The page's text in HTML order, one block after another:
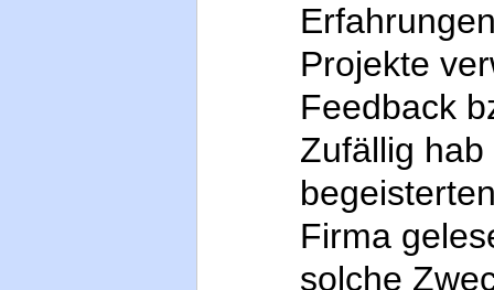
Projekte
Feedback
Zufällig
Firma
solche